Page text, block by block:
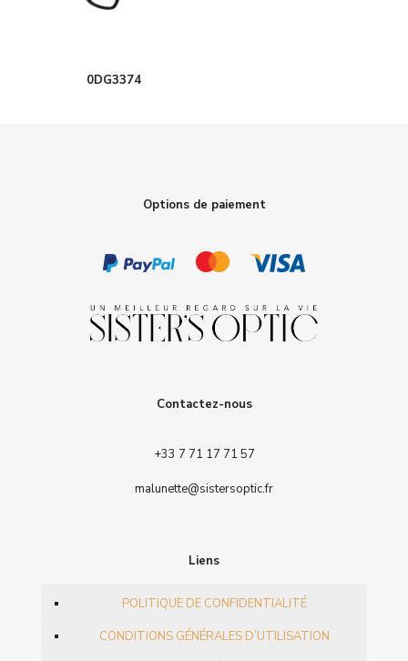
0DG3374
Options de paiement
Contactez-nous
+33 7 71 17 71 57
malunette@sistersoptic.fr
Liens
POLITIQUE DE CONFIDENTIALITÉ
CONDITIONS GÉNÉRALES D’UTILISATION